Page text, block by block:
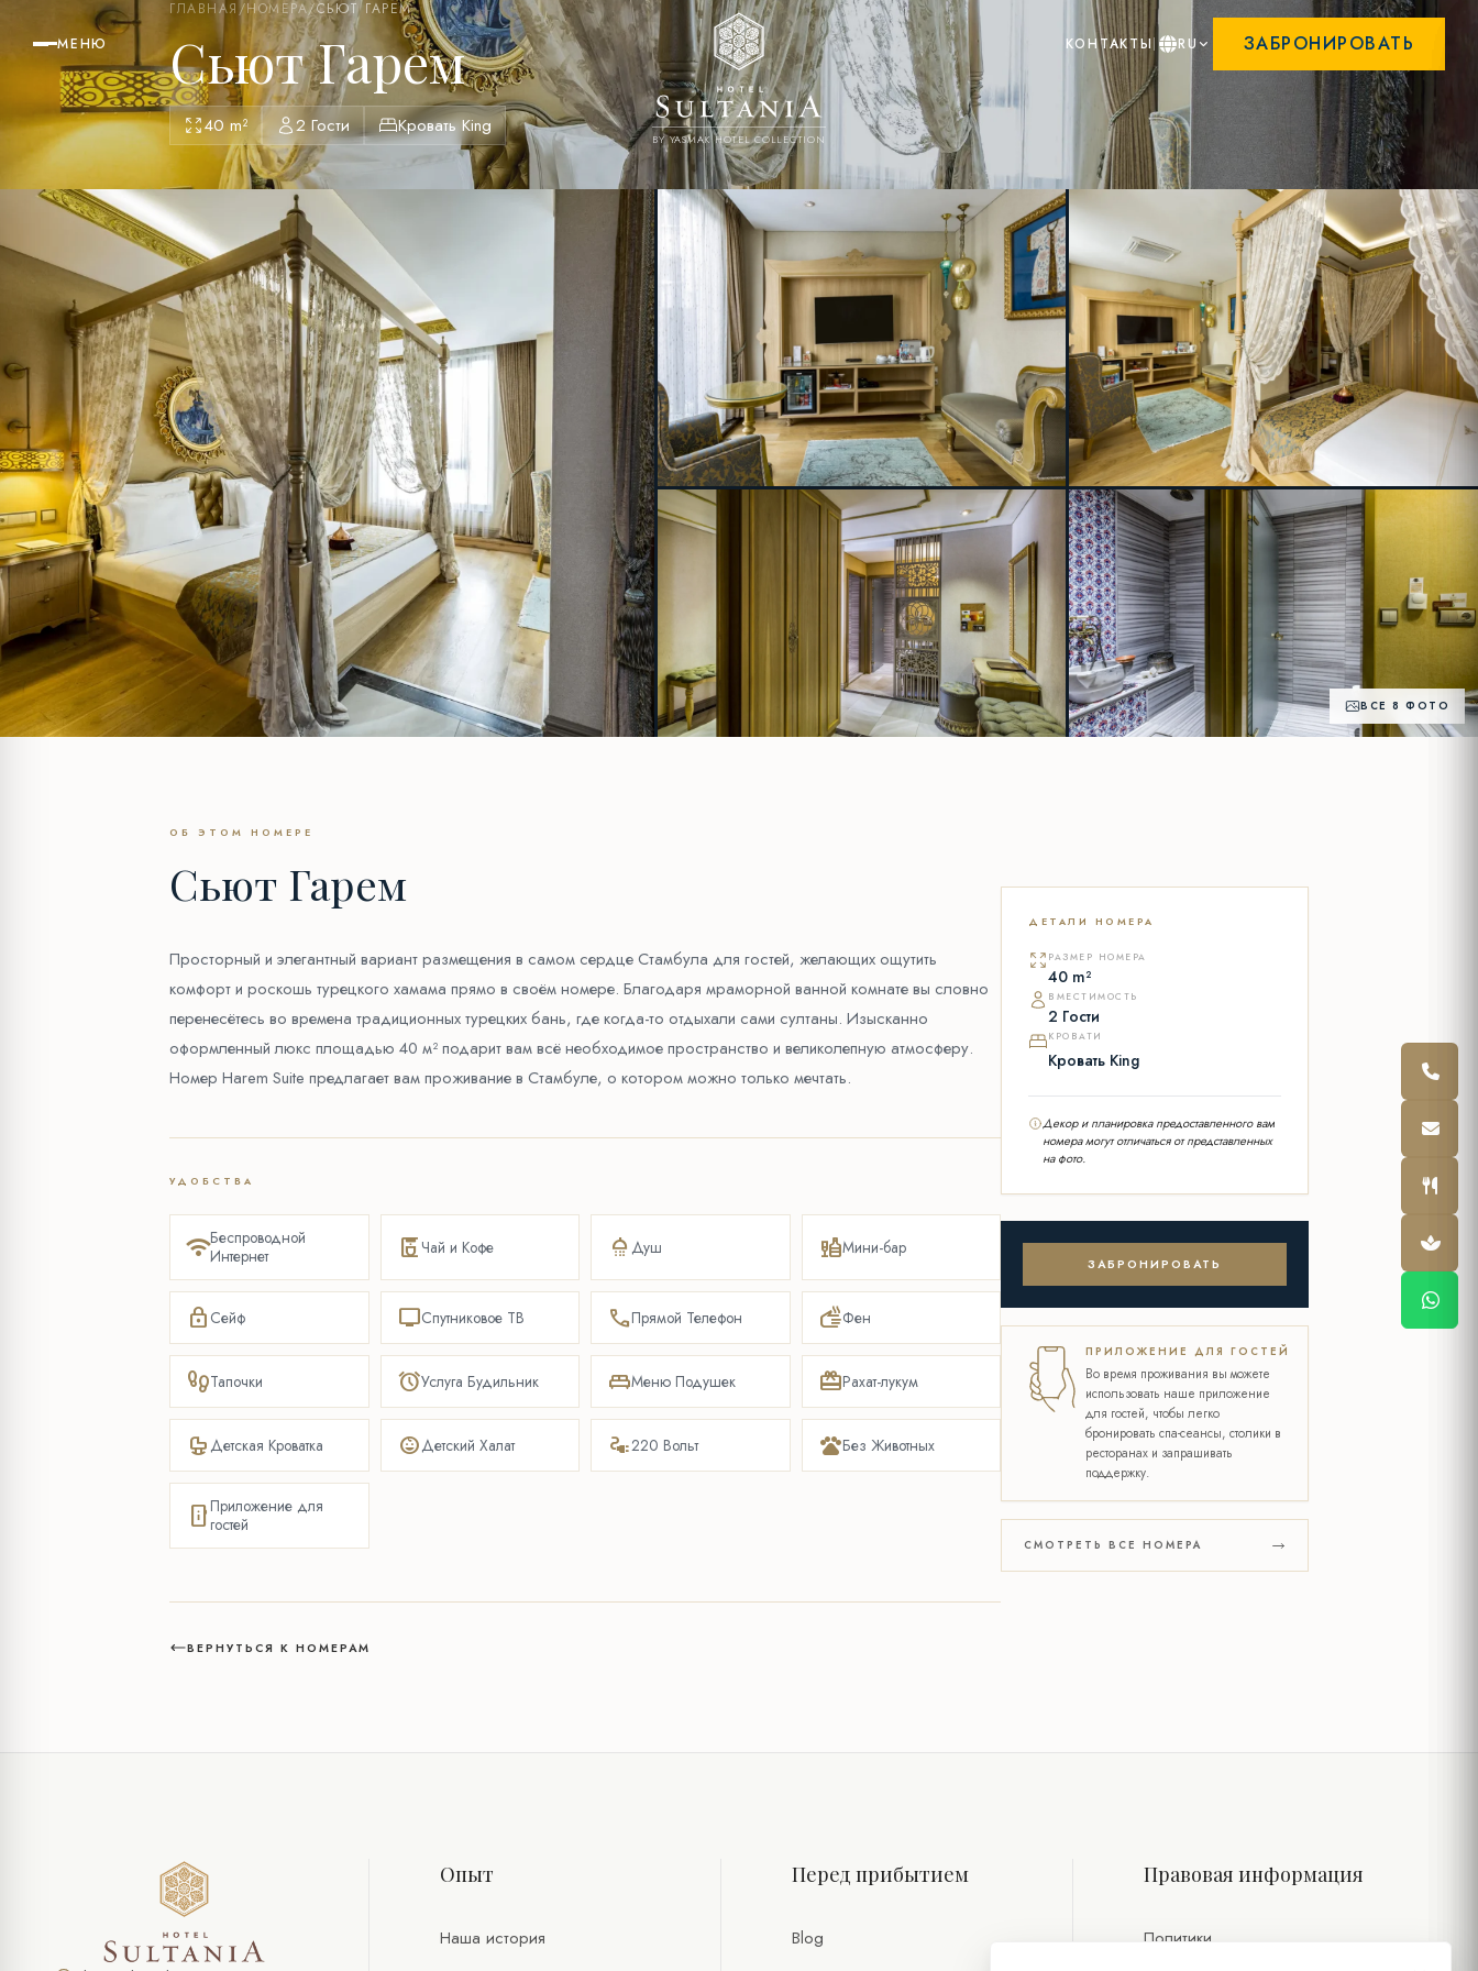
МЕНЮ
BY YASMAK HOTEL COLLECTION
КОНТАКТЫ RU ЗАБРОНИРОВАТЬ
ГЛАВНАЯ /НОМЕРА/СЬЮТ ГАРЕМ
Сьют Гарем
40 m² 2 Гости Кровать King
ВСЕ 8 ФОТО
ОБ ЭТОМ НОМЕРЕ
Сьют Гарем
Просторный и элегантный вариант размещения в самом сердце Стамбула для гостей, желающих ощутить
комфорт и роскошь турецкого хамама прямо в своём номере. Благодаря мраморной ванной комнате вы словно
перенесётесь во времена традиционных турецких бань, где когда-то отдыхали сами султаны. Изысканно
оформленный люкс площадью 40 м² подарит вам всё необходимое пространство и великолепную атмосферу.
Номер Harem Suite предлагает вам проживание в Стамбуле, о котором можно только мечтать.
УДОБСТВА
wifiБеспроводной
Интернет
coffee_maker Чай и Кофе shower Душ liquorМини-бар
lock Сейф tvСпутниковое ТВ phoneПрямой Телефон dryФен
footprintТапочки alarmУслуга Будильник king_bedМеню Подушек redeemРахат-лукум
crib Детская Кроватка child_careДетский Халат electrical_services220 Вольт petsБез Животных
mobile_info Приложение для
гостей
ВЕРНУТЬСЯ К НОМЕРАМ
ДЕТАЛИ НОМЕРА
РАЗМЕР НОМЕРА
40 m²
ВМЕСТИМОСТЬ
2 Гости
КРОВАТИ
Кровать King
Декор и планировка предоставленного вам
номера могут отличаться от представленных
на фото.
ЗАБРОНИРОВАТЬ
ПРИЛОЖЕНИЕ ДЛЯ ГОСТЕЙ
Во время проживания вы можете
использовать наше приложение
для гостей, чтобы легко
бронировать спа-сеансы, столики в
ресторанах и запрашивать
поддержку.
СМОТРЕТЬ ВСЕ НОМЕРА
Опыт
Наша история
Перед прибытием
Blog
Правовая информация
Политики